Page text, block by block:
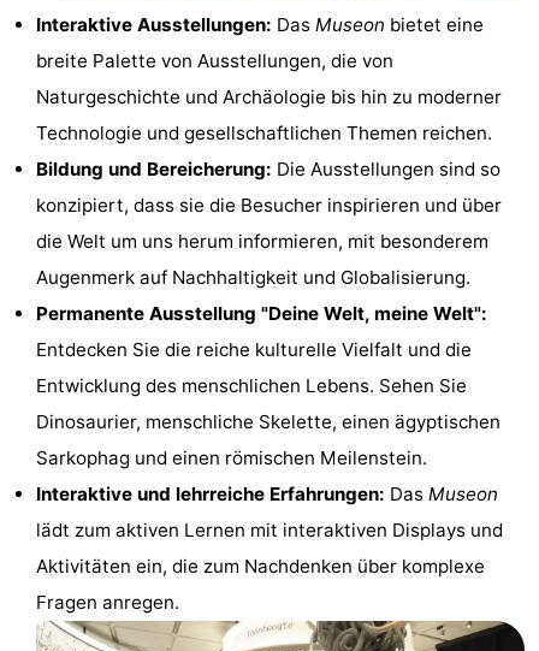
tun
Museen
-
Denkmäler
Aussichtspunkte
Attraktionen
-
Rundfahrten
Spielplätze
Indoor-
Spielplätze
Experiences
Wellness-
Zentren
Dörfer
&
Städte
Natur
Sport
Interaktive Ausstellungen: Das Museon bietet eine
breite Palette von Ausstellungen, die von
Naturgeschichte und Archäologie bis hin zu moderner
Technologie und gesellschaftlichen Themen reichen.
Bildung und Bereicherung: Die Ausstellungen sind so
konzipiert, dass sie die Besucher inspirieren und über
die Welt um uns herum informieren, mit besonderem
Augenmerk auf Nachhaltigkeit und Globalisierung.
Permanente Ausstellung "Deine Welt, meine Welt":
Entdecken Sie die reiche kulturelle Vielfalt und die
Entwicklung des menschlichen Lebens. Sehen Sie
Dinosaurier, menschliche Skelette, einen ägyptischen
Sarkophag und einen römischen Meilenstein.
Interaktive und lehrreiche Erfahrungen: Das Museon
lädt zum aktiven Lernen mit interaktiven Displays und
Aktivitäten ein, die zum Nachdenken über komplexe
Fragen anregen.